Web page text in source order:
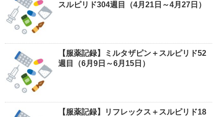
スルピリド304週目（4月21日～4月27日）
【服薬記録】ミルタザピン＋スルピリド52
週目（6月9日～6月15日）
【服薬記録】リフレックス＋スルピリド18